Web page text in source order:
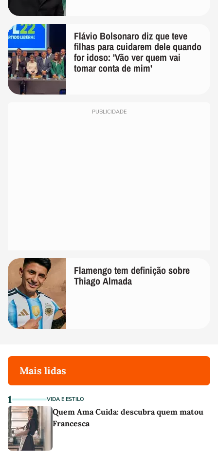
Flávio Bolsonaro diz que teve
filhas para cuidarem dele quando
for idoso: 'Vão ver quem vai
tomar conta de mim'
PUBLICIDADE
Flamengo tem definição sobre
Thiago Almada
Mais lidas
1 VIDA E ESTILO
Quem Ama Cuida: descubra quem matou
Francesca